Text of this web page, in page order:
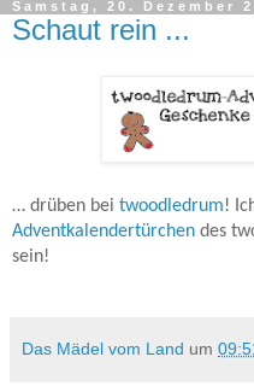
Samstag, 20. Dezember
Schaut rein ...
… drüben bei twoodledrum!
Adventkalendertürchen des
sein!
Das Mädel vom Land um